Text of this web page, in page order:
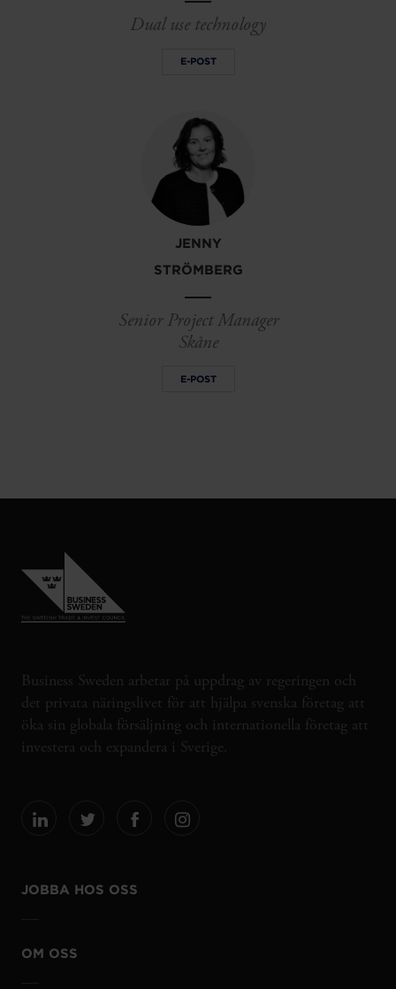
Dual use technology
E-POST
JENNY
STRÖMBERG
Senior Project Manager
Skåne
E-POST
Business Sweden arbetar på uppdrag av regeringen och
det privata näringslivet för att hjälpa svenska företag att
öka sin globala försäljning och internationella företag att
investera och expandera i Sverige.
JOBBA HOS OSS
OM OSS